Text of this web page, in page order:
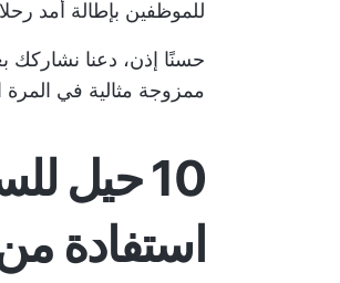
للموظفين بإطالة أمد
حسنًا إذن، دعنا
ممزوجة مثالية في المرة
10 حيل
استفادة